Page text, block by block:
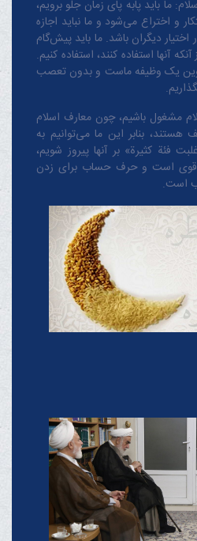
ما باید پابه پای زمان جلو برویم،
و اختراع می‌شود و ما نباید اجازه
دیگران باشد. ما باید پیش‌گام
آنها استفاده کنند، استفاده کنیم.
نوین یک وظیفه ماست و بدون تعصب
مشغول باشیم، چون معارف اسلام
بنابر این ما می‌توانیم به
فئة کثیرة» بر آنها پیروز شویم،
قوی است و حرف حساب برای زدن
است.